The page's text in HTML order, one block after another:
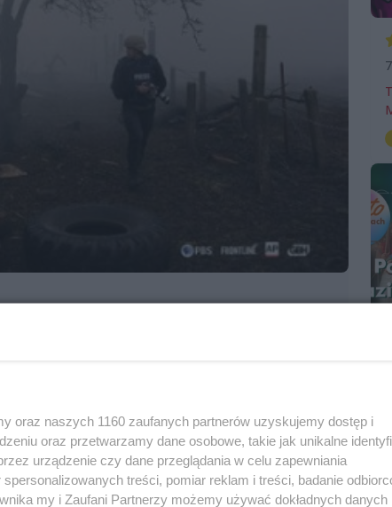
akt oskarżenia Rosji: zapis
oraz naszych 1160 zaufanych partnerów uzyskujemy dostęp i
oraz przetwarzamy dane osobowe, takie jak unikalne
urządzenie czy dane przeglądania w celu zapewniania
treści, pomiar reklam i treści, badanie
my i Zaufani Partnerzy możemy używać dokładnych danych